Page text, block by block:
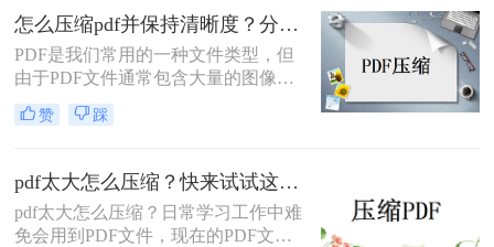
长的问题。在这篇文章中，我们将为
大家介绍怎么压缩pdf文档的大小的方
法。
怎么压缩pdf并保持清晰度？分享两个好用的压缩方法！
PDF是我们常用的一种文件类型，但
由于PDF文件通常包含大量的图像、
文本和其他媒体文件，这就致使它们
的体积比较大，不仅传输起来很慢，
上传。
赞 踩
pdf太大怎么压缩？快来试试这个在线方法！
pdf太大怎么压缩？​日常学习工作中难
免会用到PDF文件，现在的PDF文件